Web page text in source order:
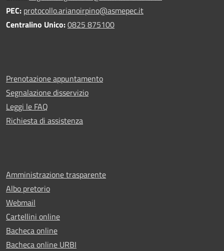
PEC: protocollo.arianoirpino@asmepec.it
Centralino Unico:0825 875100
Prenotazione appuntamento
Segnalazione disservizio
Leggi le FAQ
Richiesta di assistenza
Amministrazione trasparente
Albo pretorio
Webmail
Cartellini online
Bacheca online
Bacheca online URBI